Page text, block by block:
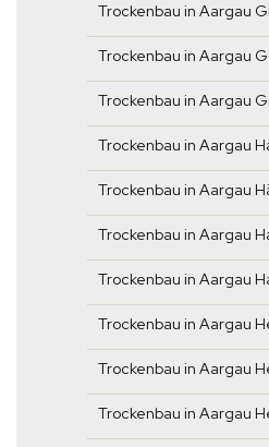
Trockenbau in Aargau
Trockenbau in Aargau
Trockenbau in Aargau
Trockenbau in Aargau
Trockenbau in Aargau
Trockenbau in Aargau
Trockenbau in Aargau
Trockenbau in Aargau
Trockenbau in Aargau
Trockenbau in Aargau